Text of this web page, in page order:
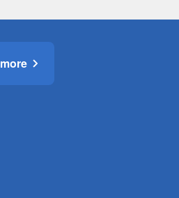
more